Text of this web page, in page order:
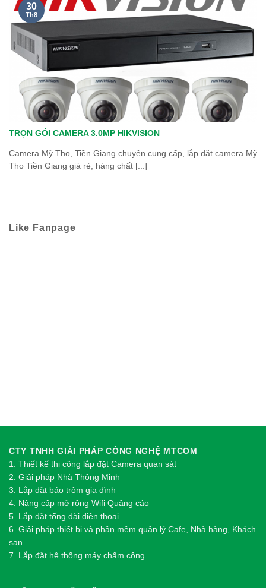
TRỌN GÓI CAMERA 3.0MP HIKVISION
Camera Mỹ Tho, Tiền Giang chuyên cung cấp, lắp đặt camera Mỹ
Tho Tiền Giang giá rẻ, hàng chất [...]
30
Th8
Like Fanpage
CTY TNHH GIẢI PHÁP CÔNG NGHỆ MTCOM
1. Thiết kế thi công lắp đặt Camera quan sát
2. Giải pháp Nhà Thông Minh
3. Lắp đặt báo trộm gia đình
4. Nâng cấp mở rộng Wifi Quảng cáo
5. Lắp đặt tổng đài điện thoại
6. Giải pháp thiết bị và phần mềm quản lý Cafe, Nhà hàng, Khách
sạn
7. Lắp đặt hệ thống máy chấm công